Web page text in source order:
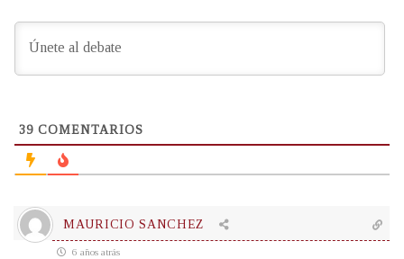
39 COMENTARIOS
MAURICIO SANCHEZ
6 años atrás